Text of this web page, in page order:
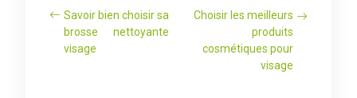
Savoir bien choisir sa
brosse nettoyante
visage
Choisir les meilleurs
produits
cosmétiques pour
visage